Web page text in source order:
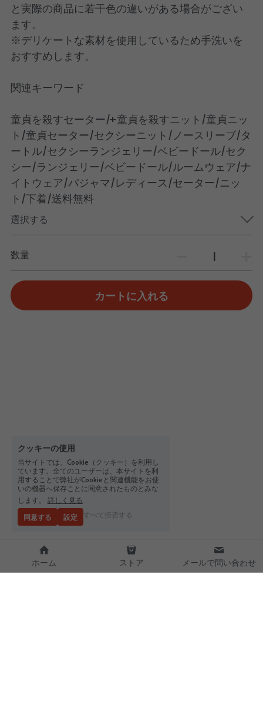
と実際の商品に若干色の違いがある場合がござい
ます。
※デリケートな素材を使用しているため手洗いを
おすすめします。
関連キーワード
童貞を殺すセーター/+童貞を殺すニット/童貞ニッ
ト/童貞セーター/セクシーニット/ノースリーブ/タ
ートル/セクシーランジェリー/ベビードール/セク
シー/ランジェリー/ベビードール/ルームウェア/ナ
イトウェア/パジャマ/レディース/セーター/ニッ
ト/下着/送料無料
選択する
数量
カートに入れる
ホーム ストア メールで問い合わせ
クッキーの使用
当サイトでは、Cookie（クッキー）を利用し
ています。全てのユーザーは、本サイトを利
用することで弊社がCookieと関連機能をお使
いの機器へ保存ことに同意されたものとみな
します。
詳しく見る
同意する
設定 すべて拒否する